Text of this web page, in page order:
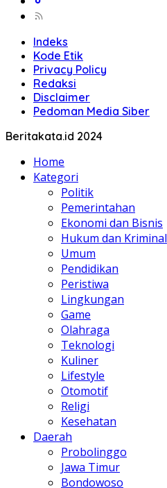
Indeks
Kode Etik
Privacy Policy
Redaksi
Disclaimer
Pedoman Media Siber
Beritakata.id 2024
Home
Kategori
Politik
Pemerintahan
Ekonomi dan Bisnis
Hukum dan Kriminal
Umum
Pendidikan
Peristiwa
Lingkungan
Game
Olahraga
Teknologi
Kuliner
Lifestyle
Otomotif
Religi
Kesehatan
Daerah
Probolinggo
Jawa Timur
Bondowoso